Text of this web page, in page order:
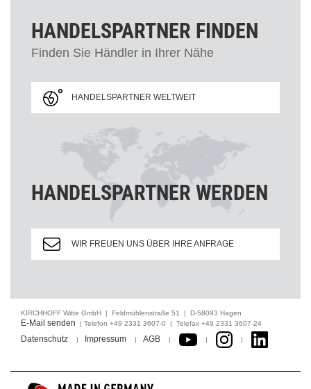
HANDELSPARTNER FINDEN
Finden Sie Händler in Ihrer Nähe
HANDELSPARTNER WELTWEIT
HANDELSPARTNER WERDEN
WIR FREUEN UNS ÜBER IHRE ANFRAGE
KIRCHHOFF Witte GmbH | Feldmühlenstraße 51 | D-58093 Hagen
E-Mail senden | Telefon +49 2331 3607-0 | Telefax +49 2331 3607-24
Datenschutz | Impressum | AGB | | |